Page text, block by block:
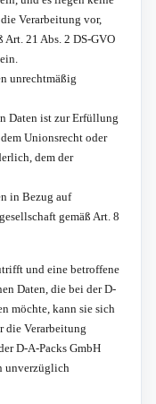
Verarbeitung vor,
Art. 21 Abs. 2 DS-GVO
unrechtmäßig
Daten ist zur Erfüllung
Unionsrecht oder
dem der
in Bezug auf
gemäß Art. 8
und eine betroffene
Daten, die bei der D-
möchte, kann sie sich
die Verarbeitung
D-A-Packs GmbH
unverzüglich